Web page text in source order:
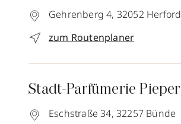
Gehrenberg 4, 32052 Herford
zum Routenplaner
Stadt-Parfümerie Pieper
Eschstraße 34, 32257 Bünde